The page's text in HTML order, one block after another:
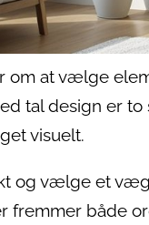
om at vælge
tal design er
visuelt.
og vælge et
både